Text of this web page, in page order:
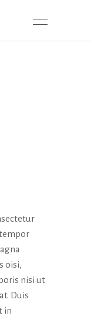
oisi,
nisi ut
Duis
in